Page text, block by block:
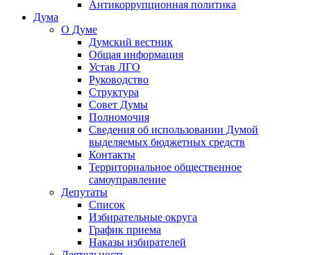
Антикоррупционная политика
Дума
О Думе
Думский вестник
Общая информация
Устав ЛГО
Руководство
Структура
Совет Думы
Полномочия
Сведения об использовании Думой
выделяемых бюджетных средств
Контакты
Территориальное общественное
самоуправление
Депутаты
Список
Избирательные округа
График приема
Наказы избирателей